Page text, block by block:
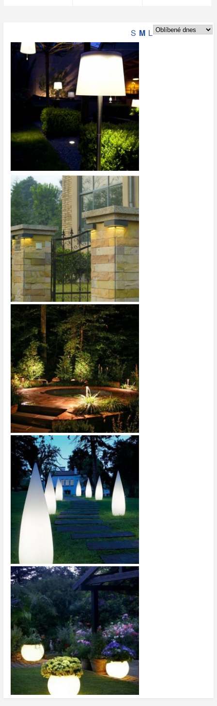
S M L